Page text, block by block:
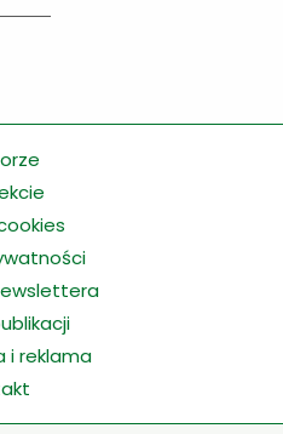
i reklama